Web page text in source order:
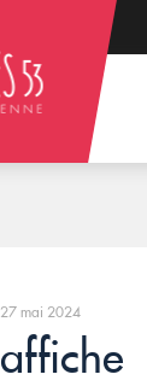
27 mai 2024
affiche